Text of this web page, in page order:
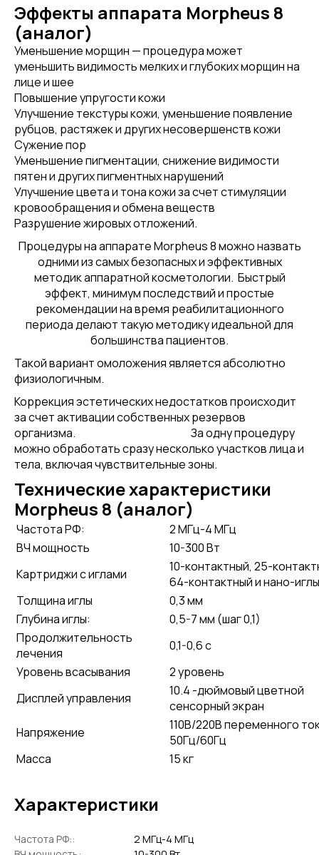
Эффекты аппарата Morpheus 8
(аналог)
Уменьшение морщин — процедура может
уменьшить видимость мелких и глубоких морщин на
лице и шее
Повышение упругости кожи
Улучшение текстуры кожи, уменьшение появление
рубцов, растяжек и других несовершенств кожи
Сужение пор
Уменьшение пигментации, снижение видимости
пятен и других пигментных нарушений
Улучшение цвета и тона кожи за счет стимуляции
кровообращения и обмена веществ
Разрушение жировых отложений.
Процедуры на аппарате Morpheus 8 можно назвать
одними из самых безопасных и эффективных
методик аппаратной косметологии. Быстрый
эффект, минимум последствий и простые
рекомендации на время реабилитационного
периода делают такую методику идеальной для
большинства пациентов.
Такой вариант омоложения является абсолютно
физиологичным.
Коррекция эстетических недостатков происходит
за счет активации собственных резервов
организма. За одну процедуру
можно обработать сразу несколько участков лица и
тела, включая чувствительные зоны.
Технические характеристики
Morpheus 8 (аналог)
Частота РФ:
2 МГц-4 МГц
ВЧ мощность
10-300 Вт
Картриджи с иглами
10-контактный, 25-
64-контактный и нано-иглы
Толщина иглы
0,3 мм
Глубина иглы:
0,5-7 мм (шаг 0,1)
Продолжительность
лечения
0,1-0,6 с
Уровень всасывания
2 уровень
Дисплей управления
10.4 -дюймовый цветной
сенсорный экран
Напряжение
110В/220В переменного
50Гц/60Гц
Масса
15 кг
Характеристики
Частота РФ::
2 МГц-4 МГц